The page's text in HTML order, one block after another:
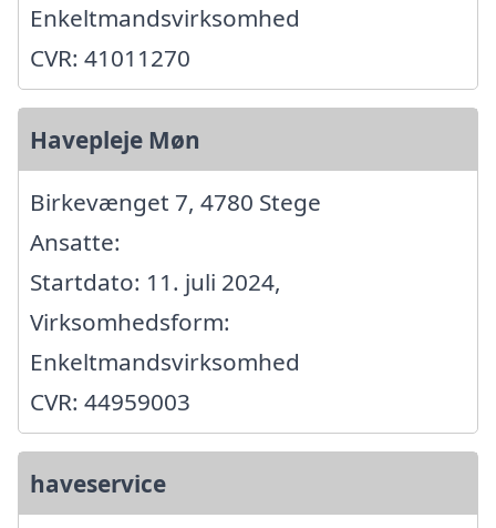
Enkeltmandsvirksomhed
CVR: 41011270
Havepleje Møn
Birkevænget 7, 4780 Stege
Ansatte:
Startdato: 11. juli 2024,
Virksomhedsform:
Enkeltmandsvirksomhed
CVR: 44959003
haveservice